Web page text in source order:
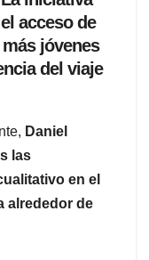
acceso de
jóvenes
del viaje
Daniel
las
en el
alrededor de